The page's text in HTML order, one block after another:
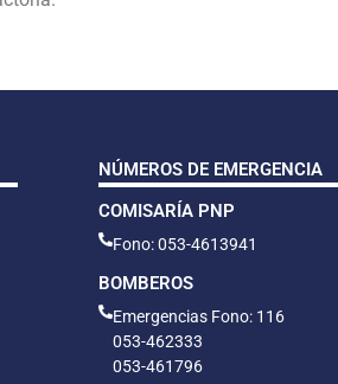
NÚMEROS DE EMERGENCIA
COMISARÍA PNP
Fono: 053-4613941
BOMBEROS
Emergencias Fono: 116
053-462333
053-461796